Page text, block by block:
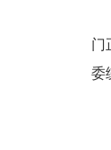
门
委